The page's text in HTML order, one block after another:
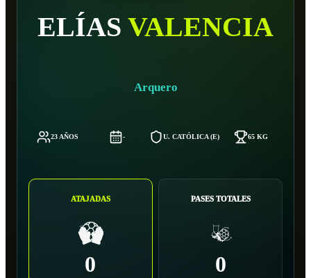
ELÍAS VALENCIA
Arquero
23 AÑOS - U. CATÓLICA (E) 65 KG
ATAJADAS
0
PASES TOTALES
0